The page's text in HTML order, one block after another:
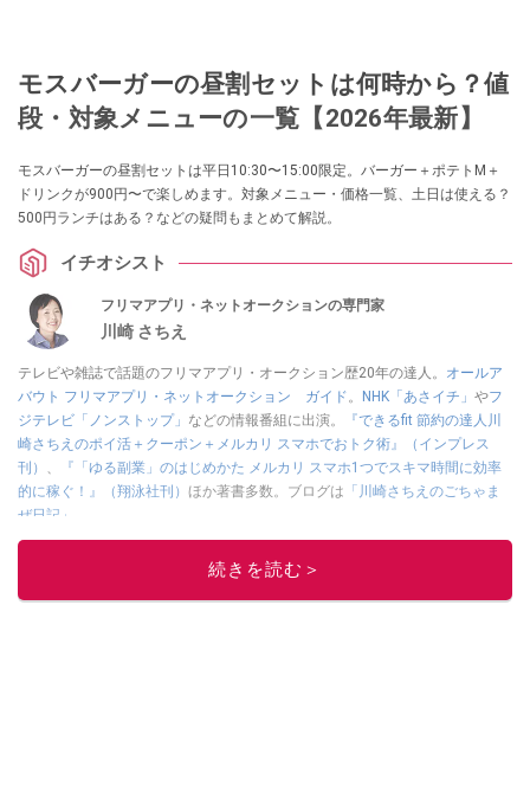
モスバーガーの昼割セットは何時から？値
段・対象メニューの一覧【2026年最新】
モスバーガーの昼割セットは平日10:30〜15:00限定。バーガー＋ポテトM＋
ドリンクが900円〜で楽しめます。対象メニュー・価格一覧、土日は使える？
500円ランチはある？などの疑問もまとめて解説。
イチオシスト
フリマアプリ・ネットオークションの専門家
川崎 さちえ
テレビや雑誌で話題のフリマアプリ・オークション歴20年の達人。 オールア
バウト フリマアプリ・ネットオークション ガイド。 NHK「あさイチ」 やフ
ジテレビ「ノンストップ」 などの情報番組に出演。
『できるfit 節約の達人川
崎さちえのポイ活＋クーポン＋メルカリ スマホでおトク術』（インプレス
刊） 、
『「ゆる副業」のはじめかた メルカリ スマホ1つでスキマ時間に効率
的に稼ぐ！』（翔泳社刊） ほか著書多数。ブログは 「川崎さちえのごちゃま
ぜ日記」
■経歴：2003年、夫が子育てをするために、突然会社を辞める。翌月からの
給料が０円になり、家にいながら、しかも空いた時間でできるオークション
続きを読む＞